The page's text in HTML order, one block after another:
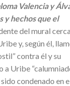
Valencia y
y hechos que el
del mural
y, según él,
contra él y su
a Uribe
condenado en